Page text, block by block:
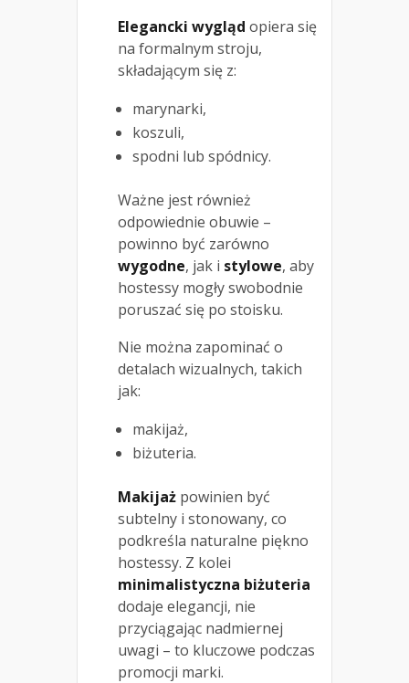
Elegancki wygląd opiera się
na formalnym stroju,
składającym się z:
marynarki,
koszuli,
spodni lub spódnicy.
Ważne jest również
odpowiednie obuwie –
powinno być zarówno
wygodne, jak i stylowe, aby
hostessy mogły swobodnie
poruszać się po stoisku.
Nie można zapominać o
detalach wizualnych, takich
jak:
makijaż,
biżuteria.
Makijaż powinien być
subtelny i stonowany, co
podkreśla naturalne piękno
hostessy. Z kolei
minimalistyczna biżuteria
dodaje elegancji, nie
przyciągając nadmiernej
uwagi – to kluczowe podczas
promocji marki.